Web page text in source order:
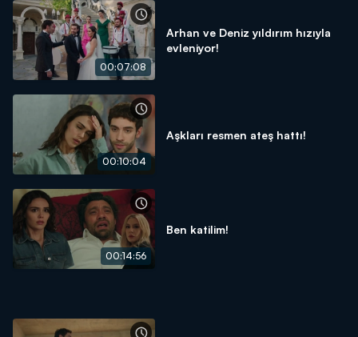
00:07:08
Arhan ve Deniz yıldırım hızıyla
evleniyor!
00:10:04
Aşkları resmen ateş hattı!
00:14:56
Ben katilim!